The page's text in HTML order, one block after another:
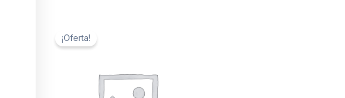
¡Oferta!
precio
original
precio
actual